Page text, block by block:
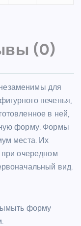
(0)
для
печенья,
в ней,
форму. Формы
места. Их
очередном
вид.
форму